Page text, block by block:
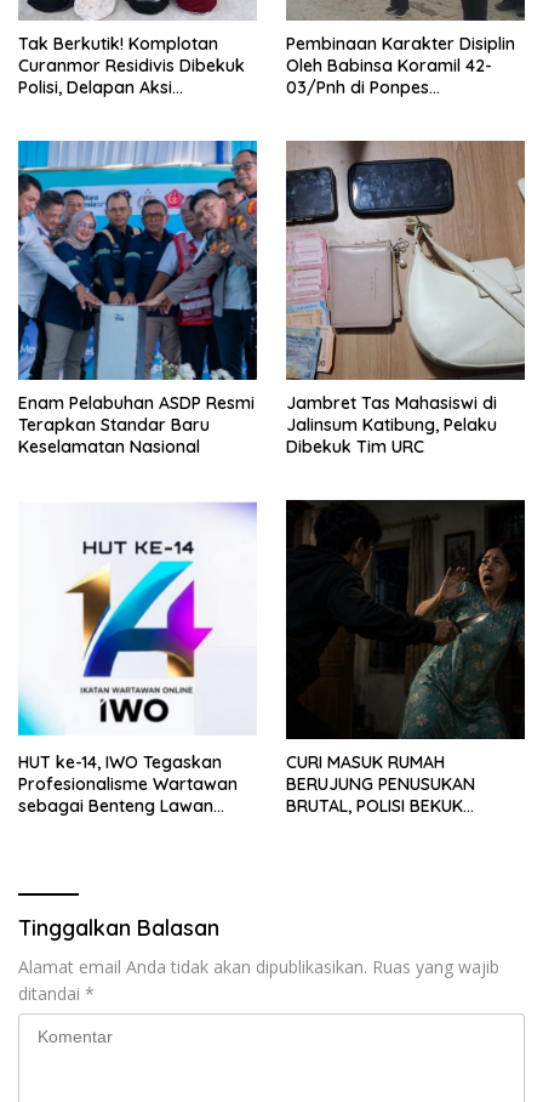
Tak Berkutik! Komplotan
Curanmor Residivis Dibekuk
Polisi, Delapan Aksi
Pembinaan Karakter Disiplin
Oleh Babinsa Koramil 42-
03/Pnh di Ponpes
Enam Pelabuhan ASDP Resmi
Terapkan Standar Baru
Keselamatan Nasional
Jambret Tas Mahasiswi di
Jalinsum Katibung, Pelaku
Dibekuk Tim URC
HUT ke-14, IWO Tegaskan
Profesionalisme Wartawan
sebagai Benteng Lawan
CURI MASUK RUMAH
BERUJUNG PENUSUKAN
BRUTAL, POLISI BEKUK
Tinggalkan Balasan
Alamat email Anda tidak akan dipublikasikan. Ruas yang wajib
ditandai *